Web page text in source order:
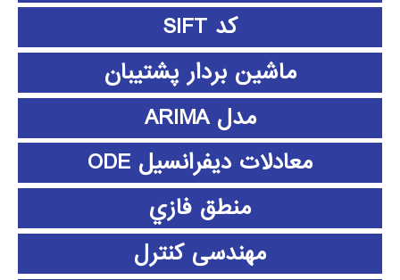
کد SIFT
ماشین بردار پشتیبان
مدل ARIMA
معادلات دیفرانسیل ODE
منطق فازي
مهندسی کنترل